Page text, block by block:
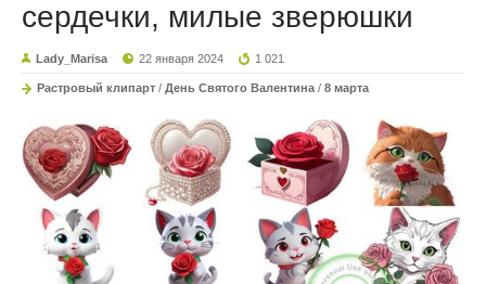
сердечки, милые зверюшки
Lady_Marisa 22 января 2024 1 021
Растровый клипарт / День Святого Валентина / 8 марта